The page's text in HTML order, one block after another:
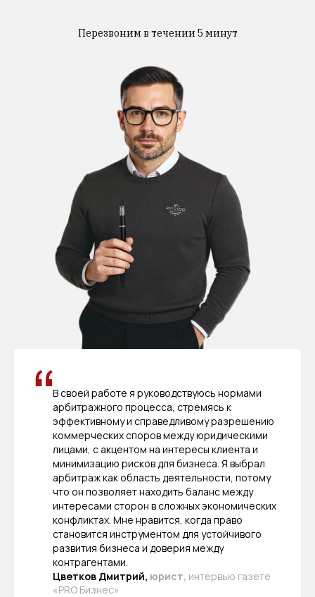
Перезвоним в течении 5 минут
В своей работе я руководствуюсь нормами
арбитражного процесса, стремясь к
эффективному и справедливому разрешению
коммерческих споров между юридическими
лицами, с акцентом на интересы клиента и
минимизацию рисков для бизнеса. Я выбрал
арбитраж как область деятельности, потому
что он позволяет находить баланс между
интересами сторон в сложных экономических
конфликтах. Мне нравится, когда право
становится инструментом для устойчивого
развития бизнеса и доверия между
контрагентами.
Цветков Дмитрий, юрист, интервью газете
«PRO Бизнес»